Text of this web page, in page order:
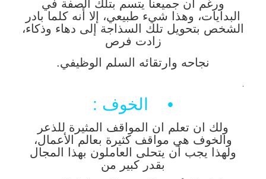
ورغم أن جميعنا يتسم بتلك الصفة في
البدايات، وهذا شيء طبيعي، إلا أنه كلما بادر
الشخص بتحويل تلك السذاجة إلى دهاء وذكاء،
زادت فرص
نجاحه وارتقائه السلم الوظيفي.
.
• الخوف :
ولك ان تعلم ان المواقف المثيرة للذعر
والخوف هي مواقف كثيرة بعالم الأعمال،
ولهذا يجب أن يتحلى العاملون بهذا المجال
بقدر كبير من